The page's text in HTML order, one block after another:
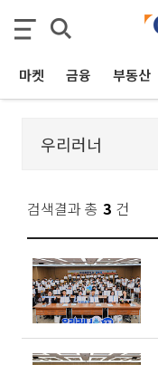
마켓 금융 부동산
검색결과 총 3 건